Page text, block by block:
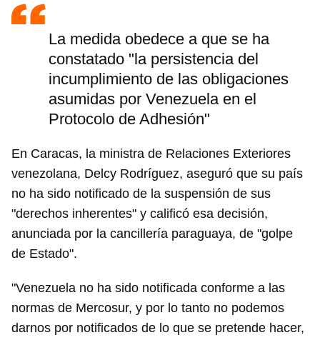
La medida obedece a que se ha
constatado "la persistencia del
incumplimiento de las obligaciones
asumidas por Venezuela en el
Protocolo de Adhesión"
En Caracas, la ministra de Relaciones Exteriores
venezolana, Delcy Rodríguez, aseguró que su país
no ha sido notificado de la suspensión de sus
"derechos inherentes" y calificó esa decisión,
anunciada por la cancillería paraguaya, de "golpe
de Estado".
"Venezuela no ha sido notificada conforme a las
normas de Mercosur, y por lo tanto no podemos
darnos por notificados de lo que se pretende hacer,